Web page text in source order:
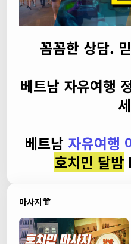
꼼꼼한 상담.
베트남 자유여행
베트남 자유여행
호치민 달밤
마사지👘